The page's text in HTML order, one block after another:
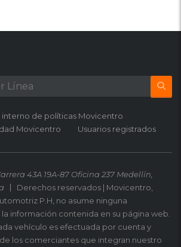
interno de políticas Movicentro
Movicentro
Usuarios registrados
43A 19A-87 Oficina 237 Medellín,
Derechos reservados | Movicentro,
P.H, no asume ninguna
información contenida en su página web.
vehículo es efectuada por cuenta y
los comerciantes que integran nuestro